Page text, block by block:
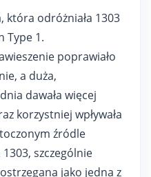
która odróżniała 1303
Type 1.
poprawiało
a duża,
dawała więcej
korzystniej wpływała
źródle
szczególnie
jako jedna z